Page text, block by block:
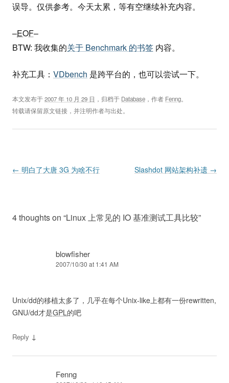
误导。仅供参考。今天太累，等有空继续补充内容。
–EOF–
BTW: 我收集的关于 Benchmark 的书签 内容。
补充工具： VDbench 是跨平台的，也可以尝试一下。
本文发布于2007 年 10 月 29 日 ，归档于 Database ，作者 Fenng。
转载请保留原文链接，并注明作者与出处。
Post navigation
← 明白了大唐 3G 为啥不行 Slashdot 网站架构补遗 →
4 thoughts on “Linux 上常见的 IO 基准测试工具比较”
blowfisher
2007/10/30 at 1:41 AM
Unix/dd的移植太多了，几乎在每个Unix-like上都有一份rewritten,
GNU/dd才是GPL的吧
Reply ↓
Fenng